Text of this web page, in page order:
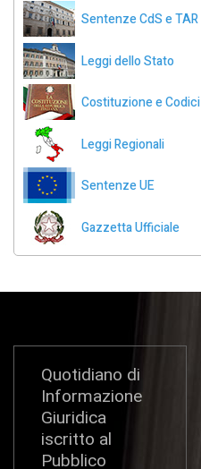
Sentenze CdS e TAR
Leggi dello Stato
Costituzione e Codici
Leggi Regionali
Sentenze UE
Gazzetta Ufficiale
Quotidiano di
Informazione
Giuridica
iscritto al
Pubblico